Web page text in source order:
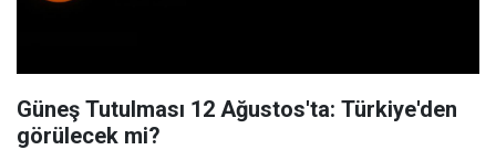
Güneş Tutulması 12 Ağustos'ta: Türkiye'den
görülecek mi?